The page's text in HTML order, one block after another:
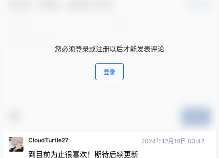
您必须登录或注册以后才能发表评论
登录
CloudTurtle27 2024年12月18日 03:42
到目前为止很喜欢！期待后续更新